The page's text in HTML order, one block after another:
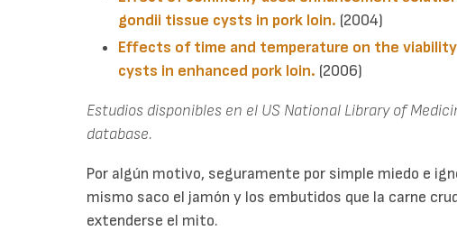
gondii tissue cysts in pork loin. (2004)
Effects of time and temperature on the
cysts in enhanced pork loin. (2006)
Estudios disponibles en el US National Library of
database.
Por algún motivo, seguramente por simple miedo e
mismo saco el jamón y los embutidos que la carne
extenderse el mito.